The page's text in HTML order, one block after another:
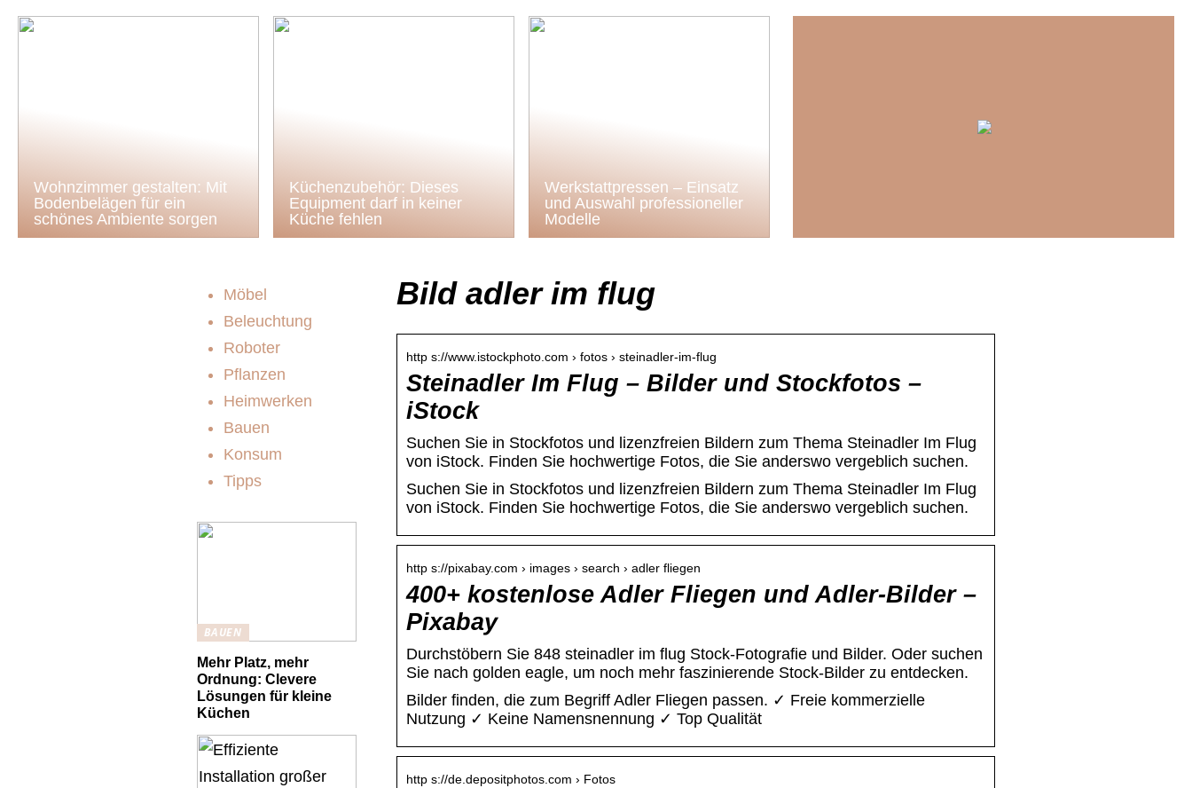
Wohnzimmer gestalten: Mit
Bodenbelägen für ein
schönes Ambiente sorgen
Küchenzubehör: Dieses
Equipment darf in keiner
Küche fehlen
Werkstattpressen – Einsatz
und Auswahl professioneller
Modelle
Bild adler im flug
http s://www.istockphoto.com › fotos › steinadler-im-flug
Steinadler Im Flug – Bilder und Stockfotos –
iStock
Suchen Sie in Stockfotos und lizenzfreien Bildern zum Thema Steinadler Im Flug
von iStock. Finden Sie hochwertige Fotos, die Sie anderswo vergeblich suchen.
Suchen Sie in Stockfotos und lizenzfreien Bildern zum Thema Steinadler Im Flug
von iStock. Finden Sie hochwertige Fotos, die Sie anderswo vergeblich suchen.
http s://pixabay.com › images › search › adler fliegen
400+ kostenlose Adler Fliegen und Adler-Bilder –
Pixabay
Durchstöbern Sie 848 steinadler im flug Stock-Fotografie und Bilder. Oder suchen
Sie nach golden eagle, um noch mehr faszinierende Stock-Bilder zu entdecken.
Bilder finden, die zum Begriff Adler Fliegen passen. ✓ Freie kommerzielle
Nutzung ✓ Keine Namensnennung ✓ Top Qualität
http s://de.depositphotos.com › Fotos
Möbel
Beleuchtung
Roboter
Pflanzen
Heimwerken
Bauen
Konsum
Tipps
BAUEN
Mehr Platz, mehr
Ordnung: Clevere
Lösungen für kleine
Küchen